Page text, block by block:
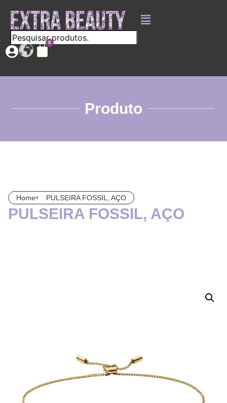
Produto
Home PULSEIRA FOSSIL, AÇO
PULSEIRA FOSSIL, AÇO